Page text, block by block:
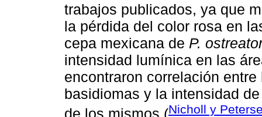
trabajos publicados, ya que
la pérdida del color rosa en
cepa mexicana de P.
intensidad lumínica en las
encontraron correlación
basidiomas y la intensidad
de los mismos (Nicholl y